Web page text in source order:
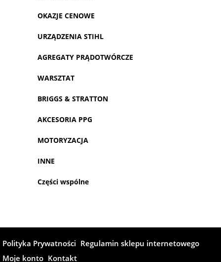
OKAZJE CENOWE
URZĄDZENIA STIHL
AGREGATY PRĄDOTWÓRCZE
WARSZTAT
BRIGGS & STRATTON
AKCESORIA PPG
MOTORYZACJA
INNE
Części wspólne
Polityka Prywatności Regulamin sklepu internetowego
Moje konto Kontakt